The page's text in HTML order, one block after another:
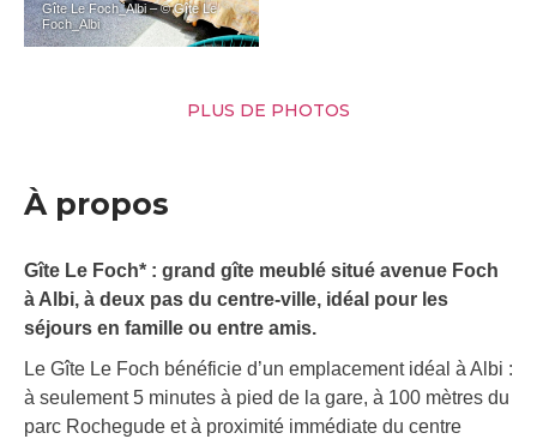
Gîte Le Foch_Albi – © Gîte Le
Foch_Albi
PLUS DE PHOTOS
À propos
Gîte Le Foch* : grand gîte meublé situé avenue Foch
à Albi, à deux pas du centre-ville, idéal pour les
séjours en famille ou entre amis.
Le Gîte Le Foch bénéficie d’un emplacement idéal à Albi :
à seulement 5 minutes à pied de la gare, à 100 mètres du
parc Rochegude et à proximité immédiate du centre